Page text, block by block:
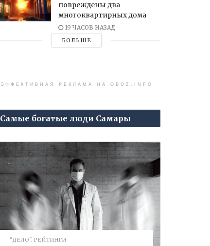
повреждены два
многоквартирных дома
19 ЧАСОВ НАЗАД
БОЛЬШЕ
ЭФФЕКТИВНАЯ РЕКЛАМА НА OBOZ.INFO
Самые богатые люди Самары
"ДЕЛО". РЕЙТИНГИ